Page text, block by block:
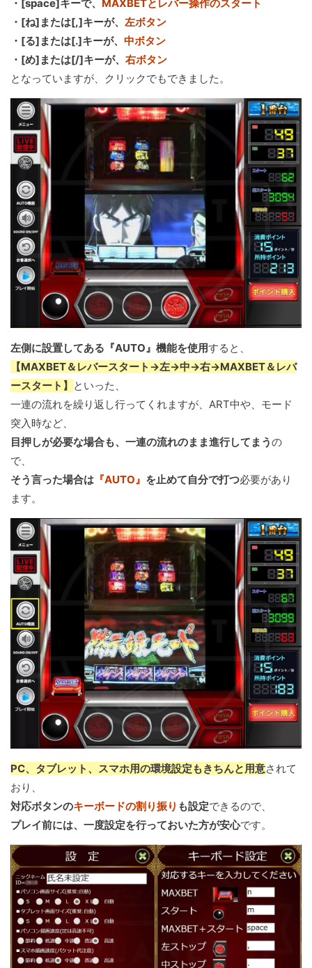
・[space]キーで、 MAXBETとレバー操作のスタート
・[ね]または[,]キーが、 左ボタン
・[る]または[.]キーが、 中ボタン
・[め]または[/]キーが、 右ボタン
となっていますが、クリックでもできました。
左側に設置してある『AUTO』機能を使用すると、
【MAXBET＆レバースタート→左→中→右→MAXBET＆レバ
ースタート】
といった、
一連の流れを繰り返し行ってくれますが、ART中や、モード
突入時など、
目押しが必要な場合も、一連の流れのまま進行してまうの
で、
そう言った場合は 『AUTO』 を止めて自分で打つ必要があり
ます。
PC、タブレット、スマホ用の環境設定もきちんと用意されて
おり、
対応ボタンのキーボードの割り振り も設定できるので、
プレイ前には、一度設定を行っておいた方が安心です。